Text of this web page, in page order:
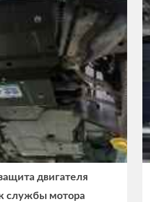
двигателя
службы мотора